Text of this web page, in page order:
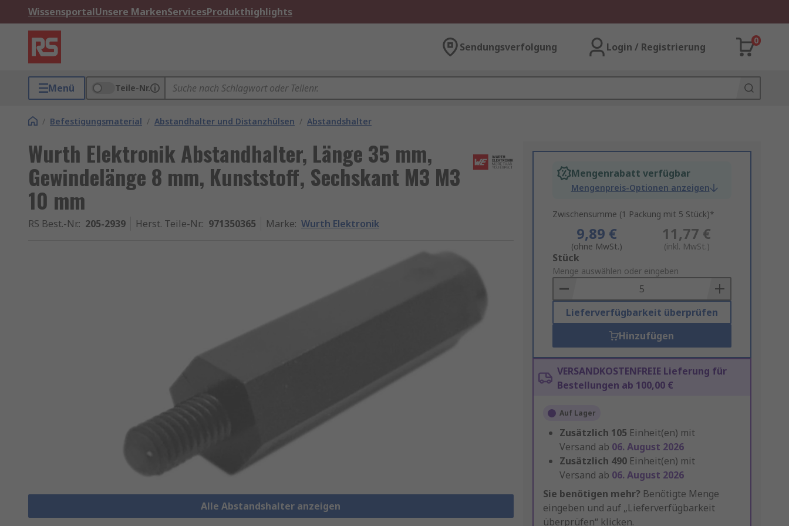
WissensportalUnsere MarkenServicesProdukthighlights
Sendungsverfolgung Login / Registrierung
0
Menü Teile-Nr.
/ Befestigungsmaterial / Abstandhalter und Distanzhülsen / Abstandshalter
Wurth Elektronik Abstandhalter, Länge 35 mm,
Gewindelänge 8 mm, Kunststoff, Sechskant M3 M3
10 mm
RS Best.-Nr.: 205-2939 Herst. Teile-Nr.: 971350365 Marke: Wurth Elektronik
Alle Abstandshalter anzeigen
Mengenrabatt verfügbar
Mengenpreis-Optionen anzeigen
Zwischensumme (1 Packung mit 5 Stück)*
9,89 €
(ohne MwSt.)
11,77 €
(inkl. MwSt.)
Add
to
Basket
Stück
Menge auswählen oder eingeben
Lieferverfügbarkeit überprüfen
Hinzufügen
VERSANDKOSTENFREIE Lieferung für
Bestellungen ab 100,00 €
Auf Lager
Zusätzlich 105 Einheit(en) mit
Versand ab 06. August 2026
Zusätzlich 490 Einheit(en) mit
Versand ab 06. August 2026
Sie benötigen mehr? Benötigte Menge
eingeben und auf „Lieferverfügbarkeit
überprüfen“ klicken.